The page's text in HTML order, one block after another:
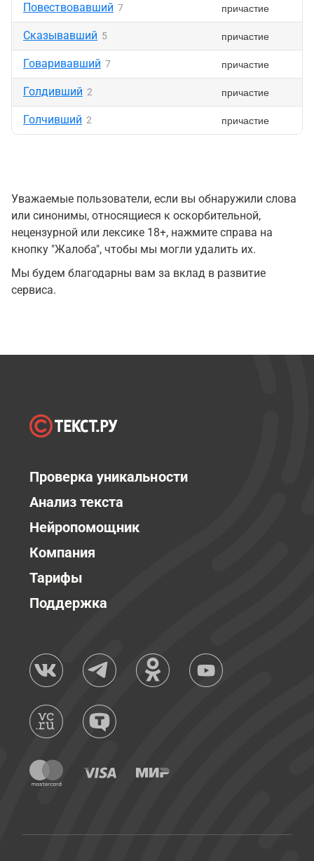
Повествовавший 7 причастие
Сказывавший 5 причастие
Говаривавший 7 причастие
Голдивший 2 причастие
Голчивший 2 причастие
Уважаемые пользователи, если вы обнаружили слова
или синонимы, относящиеся к оскорбительной,
нецензурной или лексике 18+, нажмите справа на
кнопку "Жалоба", чтобы мы могли удалить их.
Мы будем благодарны вам за вклад в развитие
сервиса.
Проверка уникальности
Анализ текста
Нейропомощник
Компания
Тарифы
Поддержка